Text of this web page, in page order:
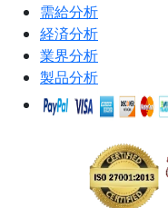
需給分析
経済分析
業界分析
製品分析